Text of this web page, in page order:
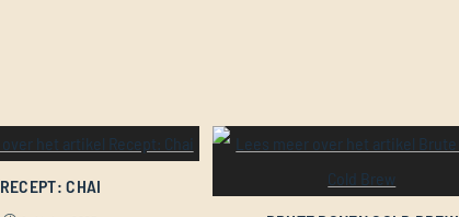
RECEPT: CHAI